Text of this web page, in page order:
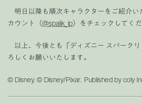
明日以降も順次キャラクターをご紹介い
カウント（@spalik_jp）をチェックしてくだ
以上、今後とも『ディズニー スパーク
ろしくお願いいたします。
© Disney. © Disney/Pixar. Published by coly